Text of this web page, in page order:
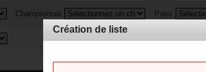
Championnat Pays
Création de liste